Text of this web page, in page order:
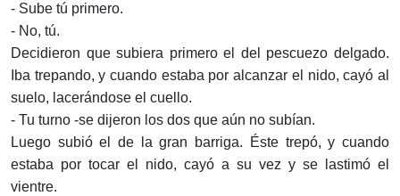
- Sube tú primero.
- No, tú.
Decidieron que subiera primero el del pescuezo delgado.
Iba trepando, y cuando estaba por alcanzar el nido, cayó al
suelo, lacerándose el cuello.
- Tu turno -se dijeron los dos que aún no subían.
Luego subió el de la gran barriga. Éste trepó, y cuando
estaba por tocar el nido, cayó a su vez y se lastimó el
vientre.